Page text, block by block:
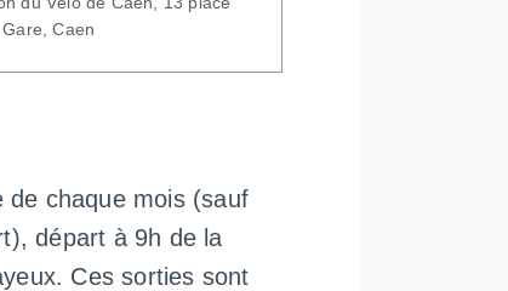
Caen
de chaque mois (sauf
départ à 9h de la
Ces sorties sont